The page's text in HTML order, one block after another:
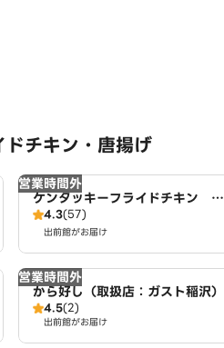
チキン・唐揚げ
営業時間外
ケンタッキーフライドチキン 名
古屋平田店
4.3(57)
出前館がお届け
営業時間外
から好し（取扱店：ガスト稲沢）
4.5(2)
出前館がお届け